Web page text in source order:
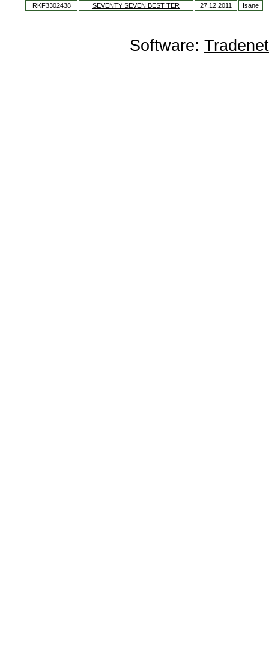
RKF3302438 SEVENTY SEVEN BEST TER 27.12.2011 Isane
Software: